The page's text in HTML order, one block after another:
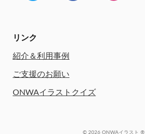
リンク
紹介＆利用事例
ご支援のお願い
ONWAイラストクイズ
© 2026 ONWAイラスト ®